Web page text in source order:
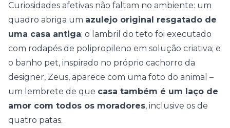
Curiosidades afetivas não faltam no ambiente: um
quadro abriga um azulejo original resgatado de
uma casa antiga; o lambril do teto foi executado
com rodapés de polipropileno em solução criativa; e
o banho pet, inspirado no próprio cachorro da
designer, Zeus, aparece com uma foto do animal –
um lembrete de que casa também é um laço de
amor com todos os moradores, inclusive os de
quatro patas.